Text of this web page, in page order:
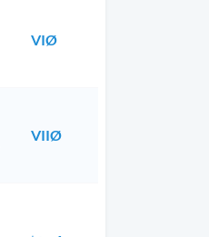
VIØ
VIIØ